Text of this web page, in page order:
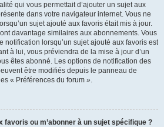
qui vous permettait d’ajouter un sujet aux
dans votre navigateur internet. Vous ne
sujet ajouté aux favoris était mis à jour.
davantage similaires aux abonnements. Vous
notification lorsqu’un sujet ajouté aux favoris est
à lui, vous préviendra de la mise à jour d’un
êtes abonné. Les options de notification des
être modifiés depuis le panneau de
« Préférences du forum ».
favoris ou m’abonner à un sujet spécifique ?